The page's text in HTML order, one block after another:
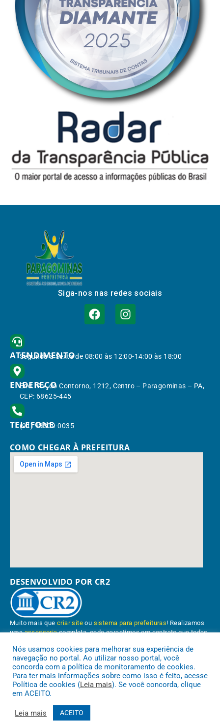
Siga-nos nas redes sociais
ATENDIMENTO
Segunda à Sexta de 08:00 às 12:00-14:00 às 18:00
ENDEREÇO
End.: Av. do Contorno, 1212, Centro – Paragominas – PA,
CEP: 68625-445
TELEFONE
(91) 98309-0035
COMO CHEGAR À PREFEITURA
DESENVOLVIDO POR CR2
Muito mais quecriar site ou sistema para prefeituras! Realizamos
umaassessoriacompleta, onde garantimos em contrato que todas
Conheça oPNTP e oRadar da Transparência Pública
Nós usamos cookies para melhorar sua experiência de
navegação no portal. Ao utilizar nosso portal, você
concorda com a política de monitoramento de cookies.
Para ter mais informações sobre como isso é feito, acesse
Política de cookies (Leia mais). Se você concorda, clique
em ACEITO.
Leia mais ACEITO